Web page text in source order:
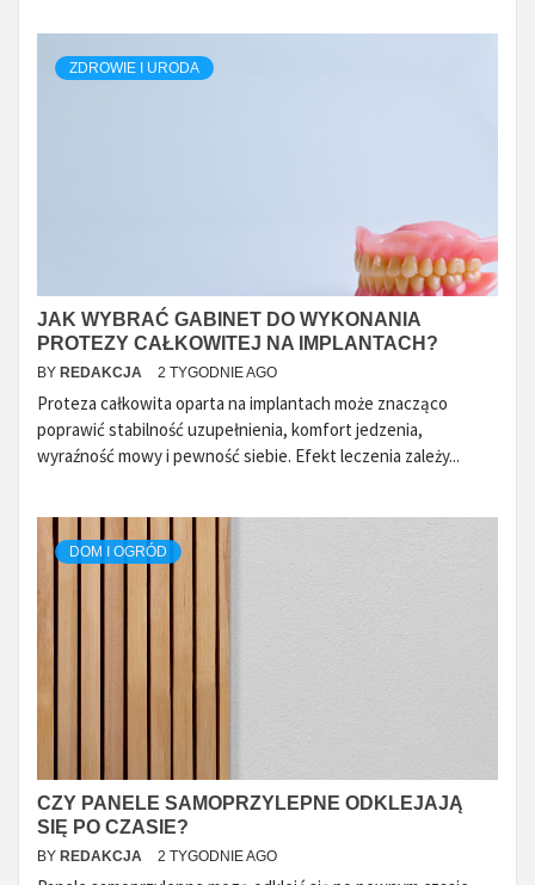
ZDROWIE I URODA
JAK WYBRAĆ GABINET DO WYKONANIA
PROTEZY CAŁKOWITEJ NA IMPLANTACH?
BY REDAKCJA 2 TYGODNIE AGO
Proteza całkowita oparta na implantach może znacząco
poprawić stabilność uzupełnienia, komfort jedzenia,
wyraźność mowy i pewność siebie. Efekt leczenia zależy...
DOM I OGRÓD
CZY PANELE SAMOPRZYLEPNE ODKLEJAJĄ
SIĘ PO CZASIE?
BY REDAKCJA 2 TYGODNIE AGO